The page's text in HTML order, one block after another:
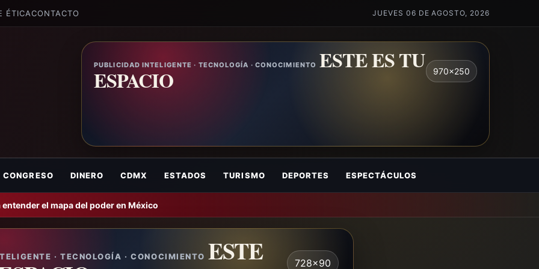
ÉTICACONTACTO JUEVES 06 DE AGOSTO, 2026
PUBLICIDAD INTELIGENTE · TECNOLOGÍA · CONOCIMIENTO ESTE ES TU
ESPACIO 970x250
CONGRESO DINERO CDMX ESTADOS TURISMO DEPORTES ESPECTÁCULOS
el mapa del poder en México
· TECNOLOGÍA · CONOCIMIENTO ESTE 728x90